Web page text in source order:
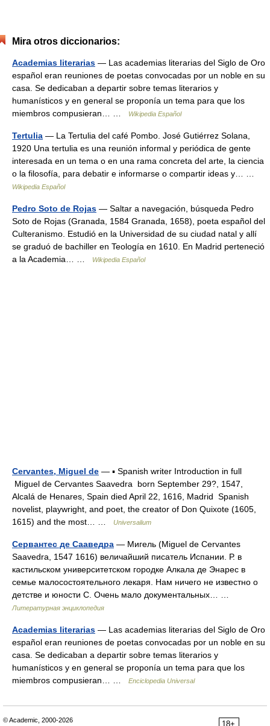
Mira otros diccionarios:
Academias literarias — Las academias literarias del Siglo de Oro
español eran reuniones de poetas convocadas por un noble en su
casa. Se dedicaban a departir sobre temas literarios y
humanísticos y en general se proponía un tema para que los
miembros compusieran… …
Wikipedia Español
Tertulia — La Tertulia del café Pombo. José Gutiérrez Solana,
1920 Una tertulia es una reunión informal y periódica de gente
interesada en un tema o en una rama concreta del arte, la ciencia
o la filosofía, para debatir e informarse o compartir ideas y… …
Wikipedia Español
Pedro Soto de Rojas — Saltar a navegación, búsqueda Pedro
Soto de Rojas (Granada, 1584 Granada, 1658), poeta español del
Culteranismo. Estudió en la Universidad de su ciudad natal y allí
se graduó de bachiller en Teología en 1610. En Madrid perteneció
a la Academia… …
Wikipedia Español
Cervantes, Miguel de — ▪ Spanish writer Introduction in full
Miguel de Cervantes Saavedra born September 29?, 1547,
Alcalá de Henares, Spain died April 22, 1616, Madrid Spanish
novelist, playwright, and poet, the creator of Don Quixote (1605,
1615) and the most… …
Universalium
Сервантес де Сааведра — Мигель (Miguel de Cervantes
Saavedra, 1547 1616) величайший писатель Испании. Р. в
кастильском университетском городке Алкала де Энарес в
семье малосостоятельного лекаря. Нам ничего не известно о
детстве и юности С. Очень мало документальных… …
Литературная энциклопедия
Academias literarias — Las academias literarias del Siglo de Oro
español eran reuniones de poetas convocadas por un noble en su
casa. Se dedicaban a departir sobre temas literarios y
humanísticos y en general se proponía un tema para que los
miembros compusieran… …
Enciclopedia Universal
18+
© Academic, 2000-2026